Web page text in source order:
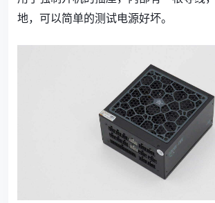
地，可以简单的测试电源好坏。